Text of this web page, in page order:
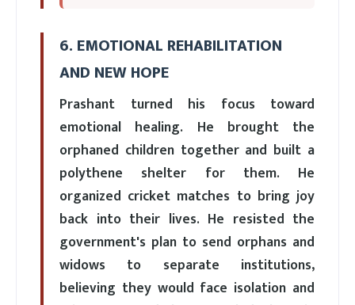
6. EMOTIONAL REHABILITATION
AND NEW HOPE
Prashant turned his focus toward
emotional healing. He brought the
orphaned children together and built a
polythene shelter for them. He
organized cricket matches to bring joy
back into their lives. He resisted the
government's plan to send orphans and
widows to separate institutions,
believing they would face isolation and